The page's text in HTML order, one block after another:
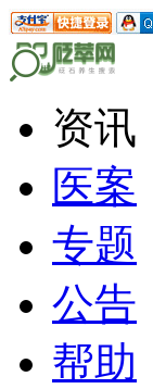
资讯
医案
专题
公告
帮助